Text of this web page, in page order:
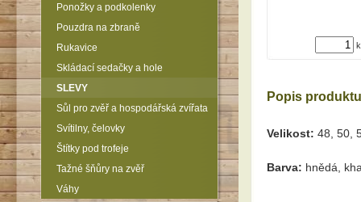
Popis produktu
Velikost: 48, 50,
Barva: hnědá,
Ponožky a podkolenky
Pouzdra na zbraně
Rukavice
Skládací sedačky a hole
SLEVY
Sůl pro zvěř a hospodářská zvířata
Svítilny, čelovky
Štítky pod trofeje
Tažné šňůry na zvěř
Váhy